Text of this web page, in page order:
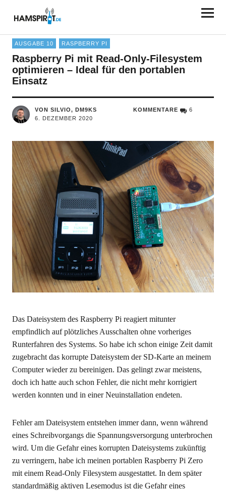
HAMSPIRIT.DE
AUSGABE 10 RASPBERRY PI
Raspberry Pi mit Read-Only-Filesystem
optimieren – Ideal für den portablen
Einsatz
VON SILVIO, DM9KS
6. DEZEMBER 2020
KOMMENTARE 6
Das Dateisystem des Raspberry Pi reagiert mitunter
empfindlich auf plötzliches Ausschalten ohne vorheriges
Runterfahren des Systems. So habe ich schon einige Zeit damit
zugebracht das korrupte Dateisystem der SD-Karte an meinem
Computer wieder zu bereinigen. Das gelingt zwar meistens,
doch ich hatte auch schon Fehler, die nicht mehr korrigiert
werden konnten und in einer Neuinstallation endeten.
Fehler am Dateisystem entstehen immer dann, wenn während
eines Schreibvorgangs die Spannungsversorgung unterbrochen
wird. Um die Gefahr eines korrupten Dateisystems zukünftig
zu verringern, habe ich meinen portablen Raspberry Pi Zero
mit einem Read-Only Filesystem ausgestattet. In dem später
standardmäßig aktiven Lesemodus ist die Gefahr eines